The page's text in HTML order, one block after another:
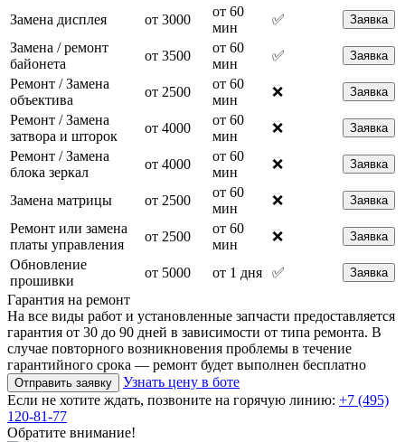
Замена дисплея от 3000
от 60
мин
✅ Заявка
Замена / ремонт
байонета
от 3500
от 60
мин
✅ Заявка
Ремонт / Замена
объектива
от 2500
от 60
мин
❌ Заявка
Ремонт / Замена
затвора и шторок
от 4000
от 60
мин
❌ Заявка
Ремонт / Замена
блока зеркал
от 4000
от 60
мин
❌ Заявка
Замена матрицы от 2500
от 60
мин
❌ Заявка
Ремонт или замена
платы управления
от 2500
от 60
мин
❌ Заявка
Обновление
прошивки
от 5000 от 1 дня ✅ Заявка
Гарантия на ремонт
На все виды работ и установленные запчасти предоставляется
гарантия от 30 до 90 дней в зависимости от типа ремонта. В
случае повторного возникновения проблемы в течение
гарантийного срока — ремонт будет выполнен бесплатно
Отправить заявку
Узнать цену в боте
Если не хотите ждать, позвоните на горячую линию: +7 (495)
120-81-77
Обратите внимание!